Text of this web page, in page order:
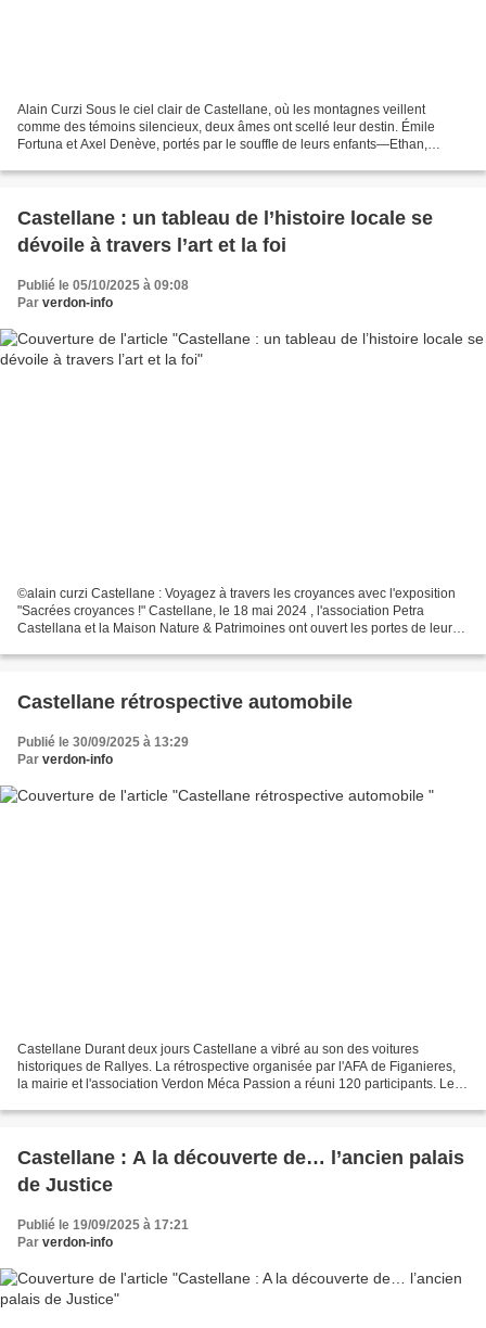
Alain Curzi Sous le ciel clair de Castellane, où les montagnes veillent
comme des témoins silencieux, deux âmes ont scellé leur destin. Émile
Fortuna et Axel Denève, portés par le souffle de leurs enfants—Ethan,
Castellane : un tableau de l’histoire locale se
dévoile à travers l’art et la foi
Publié le 05/10/2025 à 09:08
Par verdon-info
©alain curzi Castellane : Voyagez à travers les croyances avec l'exposition
"Sacrées croyances !" Castellane, le 18 mai 2024 , l'association Petra
Castellana et la Maison Nature & Patrimoines ont ouvert les portes de leur
Castellane rétrospective automobile
Publié le 30/09/2025 à 13:29
Par verdon-info
Castellane Durant deux jours Castellane a vibré au son des voitures
historiques de Rallyes. La rétrospective organisée par l'AFA de Figanieres,
la mairie et l'association Verdon Méca Passion a réuni 120 participants. Le
Castellane : A la découverte de… l’ancien palais
de Justice
Publié le 19/09/2025 à 17:21
Par verdon-info